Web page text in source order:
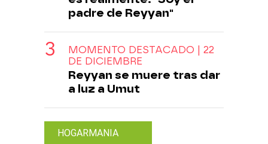
padre de Reyyan"
MOMENTO DESTACADO | 22
DE DICIEMBRE
Reyyan se muere tras dar
a luz a Umut
HOGARMANIA